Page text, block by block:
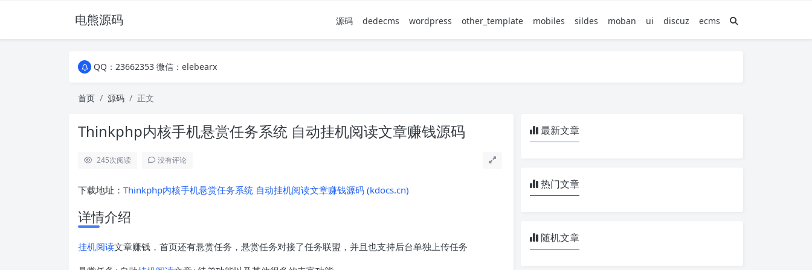
电熊源码 源码 dedecms wordpress other_template mobiles sildes moban ui discuz ecms
QQ：23662353 微信：elebearx
首页
源码 正文
Thinkphp内核手机悬赏任务系统 自动挂机阅读文章赚钱源码
245次阅读 没有评论
下载地址： Thinkphp内核手机悬赏任务系统 自动挂机阅读文章赚钱源码 (kdocs.cn)
详情介绍
挂机阅读文章赚钱，首页还有悬赏任务，悬赏任务对接了任务联盟，并且也支持后台单独上传任务
最新文章
热门文章
随机文章